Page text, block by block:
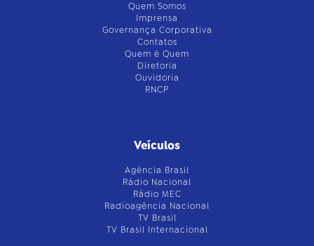
Quem Somos
Imprensa
Governança Corporativa
Contatos
Quem é Quem
Diretoria
Ouvidoria
RNCP
Veículos
Agência Brasil
Rádio Nacional
Rádio MEC
Radioagência Nacional
TV Brasil
TV Brasil Internacional